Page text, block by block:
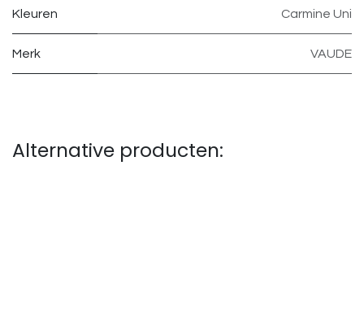
Kleuren Carmine Uni
Merk VAUDE
Alternative producten: